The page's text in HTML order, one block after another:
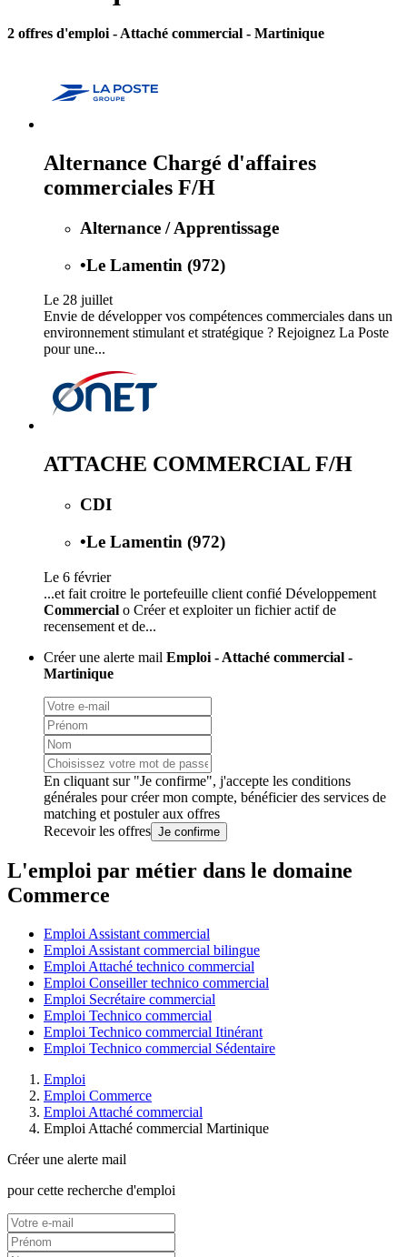
2 offres d'emploi - Attaché commercial - Martinique
Alternance Chargé d'affaires
commerciales F/H
Alternance / Apprentissage
•Le Lamentin (972)
Le 28 juillet
Envie de développer vos compétences commerciales dans un
environnement stimulant et stratégique ? Rejoignez La Poste
pour une...
ATTACHE COMMERCIAL F/H
CDI
•Le Lamentin (972)
Le 6 février
...et fait croitre le portefeuille client confié Développement
Commercial o Créer et exploiter un fichier actif de
recensement et de...
Créer une alerte mail Emploi - Attaché commercial -
Martinique
En cliquant sur "Je confirme", j'accepte les conditions
générales pour créer mon compte, bénéficier des services de
matching et postuler aux offres
Recevoir les offres Je confirme
L'emploi par métier dans le domaine
Commerce
Emploi Assistant commercial
Emploi Assistant commercial bilingue
Emploi Attaché technico commercial
Emploi Conseiller technico commercial
Emploi Secrétaire commercial
Emploi Technico commercial
Emploi Technico commercial Itinérant
Emploi Technico commercial Sédentaire
Emploi
Emploi Commerce
Emploi Attaché commercial
Emploi Attaché commercial Martinique
Créer une alerte mail
pour cette recherche d'emploi